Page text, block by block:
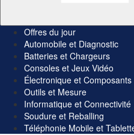
Offres du jour
Automobile et Diagnostic
Batteries et Chargeurs
Consoles et Jeux Vidéo
Électronique et Composants
Outils et Mesure
Informatique et Connectivité
Soudure et Reballing
Téléphonie Mobile et